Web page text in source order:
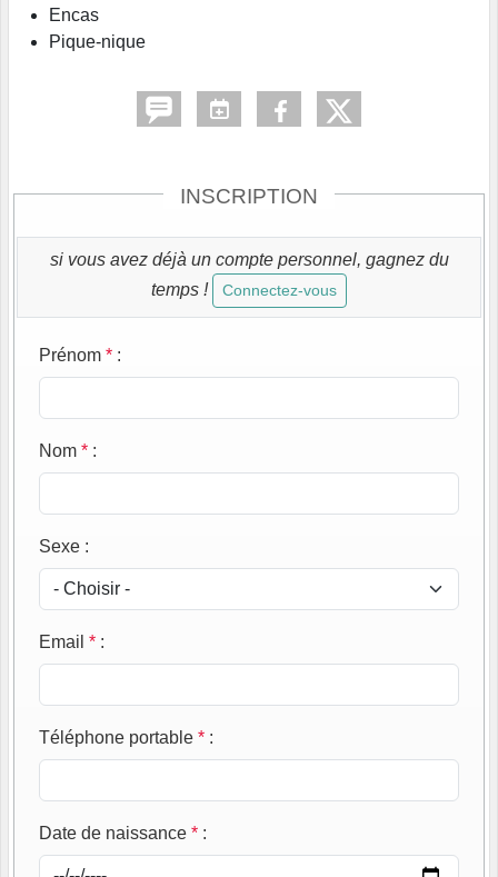
Encas
Pique-nique
INSCRIPTION
si vous avez déjà un compte personnel, gagnez du
temps !
Connectez-vous
Prénom * :
Nom * :
Sexe :
Email * :
Téléphone portable * :
Date de naissance * :